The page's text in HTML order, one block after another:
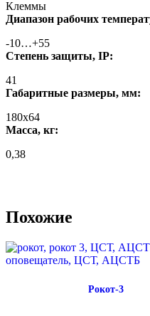
Клеммы
Диапазон рабочих
-10…+55
Степень защиты, IP:
41
Габаритные размеры, мм:
180х64
Масса, кг:
0,38
Похожие
Рокот-3